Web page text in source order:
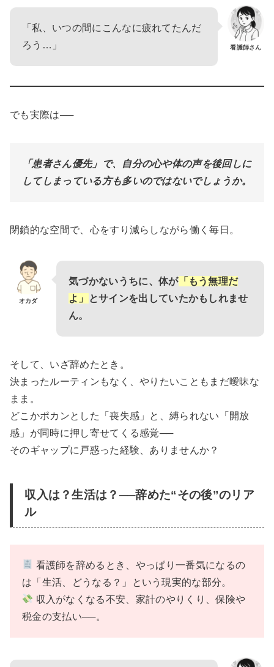
看護師さん
「私、いつの間にこんなに疲れてたんだ
ろう…」
でも実際は──
「患者さん優先」で、自分の心や体の声を後回しに
してしまっている方も多いのではないでしょうか。
閉鎖的な空間で、心をすり減らしながら働く毎日。
オカダ
気づかないうちに、体が「もう無理だ
よ」
とサインを出していたかもしれませ
ん。
そして、いざ辞めたとき。
決まったルーティンもなく、やりたいこともまだ曖昧な
まま。
どこかポカンとした「喪失感」と、縛られない「開放
感」が同時に押し寄せてくる感覚──
そのギャップに戸惑った経験、ありませんか？
収入は？生活は？──辞めた“その後”のリア
ル
看護師を辞めるとき、やっぱり一番気になるの
は「生活、どうなる？」という現実的な部分。
収入がなくなる不安、家計のやりくり、保険や
税金の支払い──。